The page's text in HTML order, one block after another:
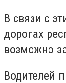
В связи с
дорогах
возможно
Водителей